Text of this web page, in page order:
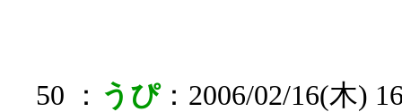
50 ： うぴ：2006/02/16(木)